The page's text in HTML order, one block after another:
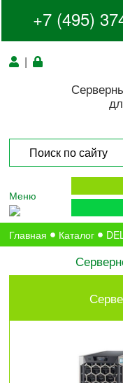
+7 (495)
|
Меню
Главная Каталог